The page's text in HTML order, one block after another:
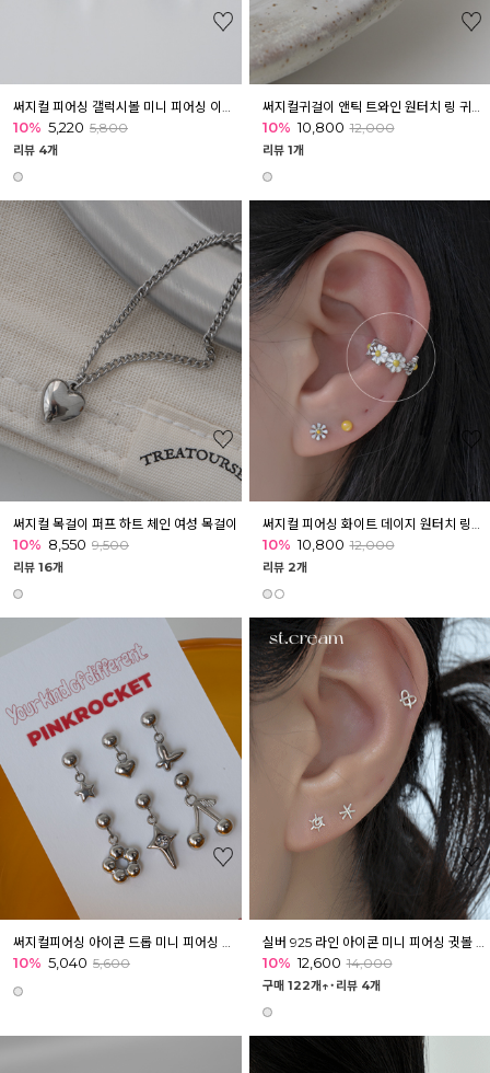
10% 5,220 5,800
리뷰 4개
10% 10,800 12,000
리뷰 1개
써지컬 목걸이 퍼프 하트 체인 여성 목걸이
10% 8,550 9,500
리뷰 16개
써지컬 피어싱 화이트 데이지 원터치 링피어싱 귀걸이 귓볼 귀 아웃컨츠 귓바퀴
10% 10,800 12,000
리뷰 2개
10% 5,040 5,600 10% 12,600 14,000
구매 122개↑˙ 리뷰 4개